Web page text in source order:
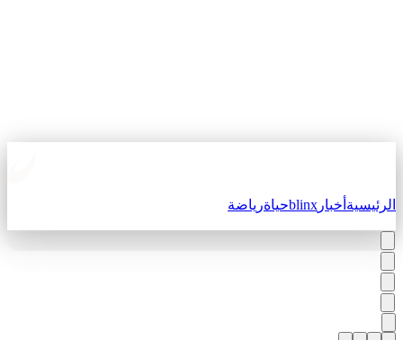
الرئيسيةأخبارblinxحياةرياضة